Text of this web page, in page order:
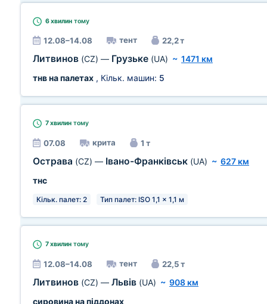
6 хвилин тому
12.08–14.08 тент 22,2 т
Литвинов (CZ) — Грузьке (UA) ~ 1471 км
тнв на палетах , Кільк. машин: 5
7 хвилин тому
07.08 крита 1 т
Острава (CZ) — Івано-Франківськ (UA) ~ 627 км
тнс
Кільк. палет: 2 Тип палет: ISO 1,1 x 1,1 м
7 хвилин тому
12.08–14.08 тент 22,5 т
Литвинов (CZ) — Львів (UA) ~ 908 км
сировина на піддонах